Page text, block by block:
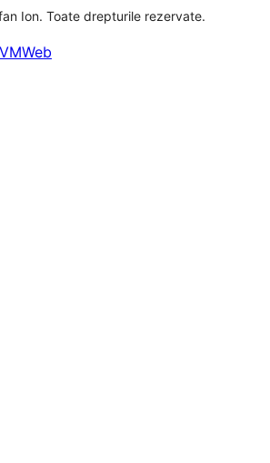
Ion. Toate drepturile rezervate.
VMWeb